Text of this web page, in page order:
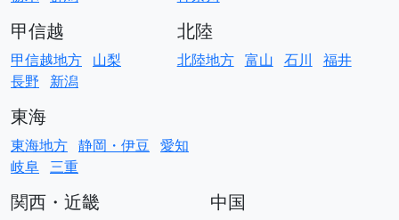
甲信越
甲信越地方 山梨
長野
新潟
北陸
北陸地方 富山 石川 福井
東海
東海地方 静岡・伊豆 愛知
岐阜 三重
関西・近畿 中国